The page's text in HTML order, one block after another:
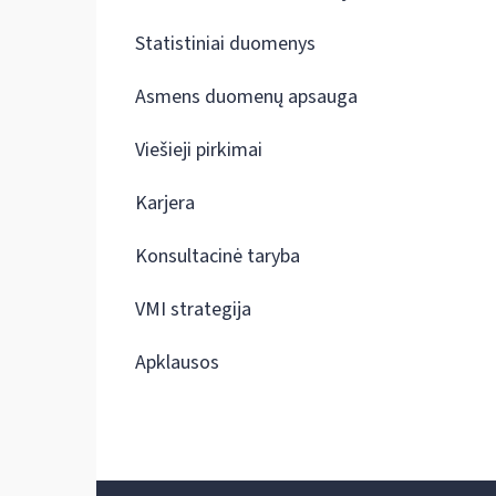
Statistiniai duomenys
Asmens duomenų apsauga
Viešieji pirkimai
Karjera
Konsultacinė taryba
VMI strategija
Apklausos